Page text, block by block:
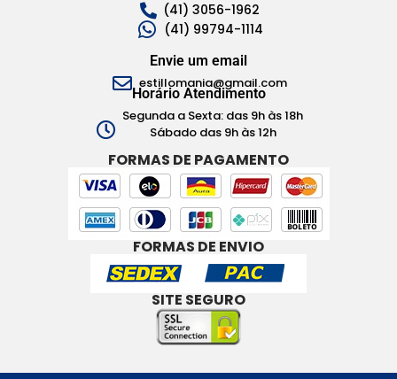
(41) 3056-1962
(41) 99794-1114
Envie um email
estillomania@gmail.com
Horário Atendimento
Segunda a Sexta: das 9h às 18h
Sábado das 9h às 12h
FORMAS DE PAGAMENTO
FORMAS DE ENVIO
SITE SEGURO